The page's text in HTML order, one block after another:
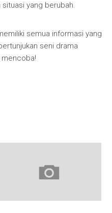
yang berubah.
semua informasi yang
seni drama
mencoba!